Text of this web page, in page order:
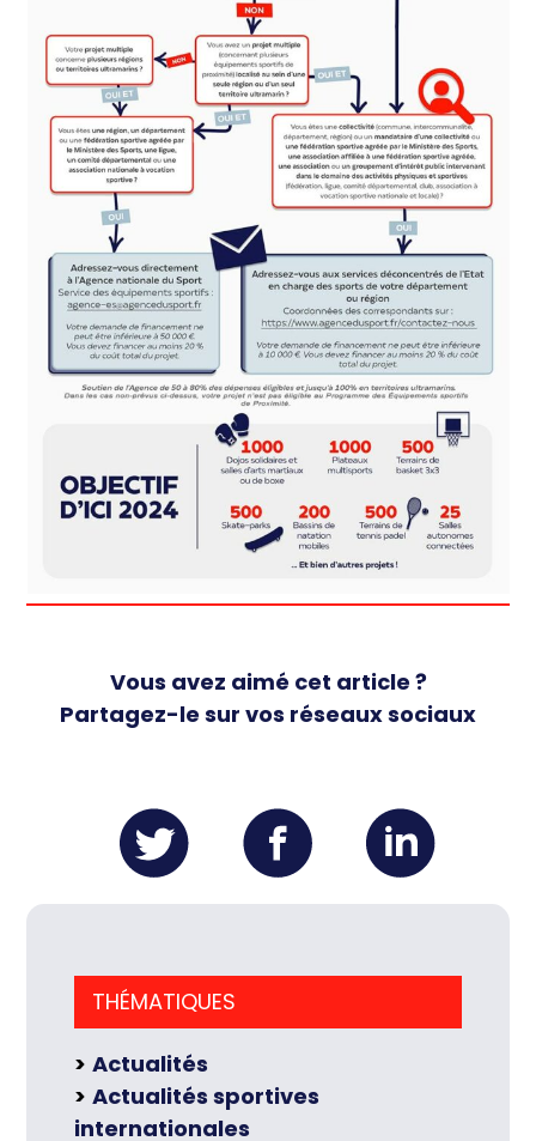
Vous avez aimé cet article ?
Partagez-le sur vos réseaux sociaux
THÉMATIQUES
Actualités
Actualités sportives
internationales